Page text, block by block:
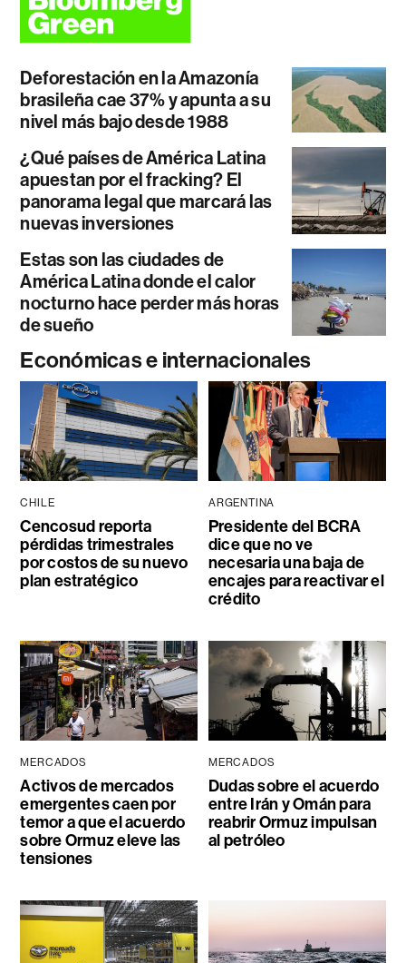
Deforestación en la Amazonía
brasileña cae 37% y apunta a su
nivel más bajo desde 1988
¿Qué países de América Latina
apuestan por el fracking? El
panorama legal que marcará las
nuevas inversiones
Estas son las ciudades de
América Latina donde el calor
nocturno hace perder más horas
de sueño
Económicas e internacionales
CHILE
Cencosud reporta
pérdidas trimestrales
por costos de su nuevo
plan estratégico
ARGENTINA
Presidente del BCRA
dice que no ve
necesaria una baja de
encajes para reactivar el
crédito
MERCADOS
Activos de mercados
emergentes caen por
temor a que el acuerdo
sobre Ormuz eleve las
tensiones
MERCADOS
Dudas sobre el acuerdo
entre Irán y Omán para
reabrir Ormuz impulsan
al petróleo